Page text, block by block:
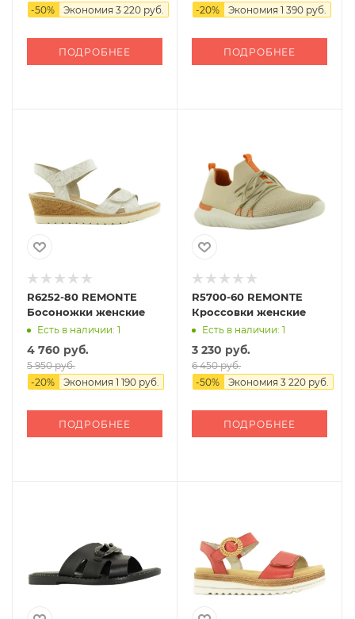
-50% Экономия 3 220 руб.
ПОДРОБНЕЕ
-20% Экономия 1 390 руб.
ПОДРОБНЕЕ
R6252-80 REMONTE
Босоножки женские
Есть в наличии: 1
4 760 руб.
5 950 руб.
-20% Экономия 1 190 руб.
ПОДРОБНЕЕ
R5700-60 REMONTE
Кроссовки женские
Есть в наличии: 1
3 230 руб.
6 450 руб.
-50% Экономия 3 220 руб.
ПОДРОБНЕЕ